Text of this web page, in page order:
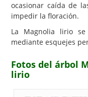
ocasionar caída de
impedir la floración.
La Magnolia lirio se
mediante esquejes
Fotos del árbol
lirio